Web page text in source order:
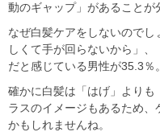
動のギャップ」があることが
なぜ白髪ケアをしないので
しくて手が回らないから」
だと感じている男性が35.3％。
確かに白髪は「はげ」より
ラスのイメージもあるため
かもしれませんね。